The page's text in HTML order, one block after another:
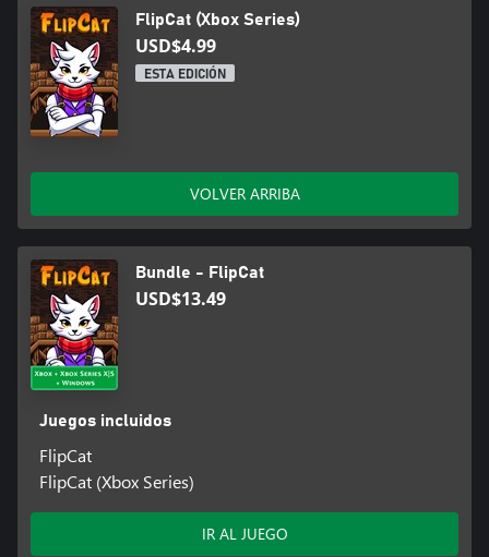
FlipCat (Xbox Series)
USD$4.99
ESTA EDICIÓN
VOLVER ARRIBA
Bundle - FlipCat
USD$13.49
Juegos incluidos
FlipCat
FlipCat (Xbox Series)
IR AL JUEGO